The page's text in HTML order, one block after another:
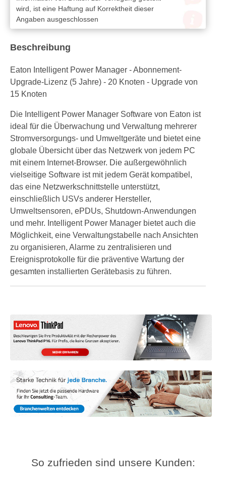
wird, ist eine Haftung auf Korrektheit dieser
Angaben ausgeschlossen
Beschreibung
Eaton Intelligent Power Manager - Abonnement-
Upgrade-Lizenz (5 Jahre) - 20 Knoten - Upgrade von
15 Knoten
Die Intelligent Power Manager Software von Eaton ist
ideal für die Überwachung und Verwaltung mehrerer
Stromversorgungs- und Umweltgeräte und bietet eine
globale Übersicht über das Netzwerk von jedem PC
mit einem Internet-Browser. Die außergewöhnlich
vielseitige Software ist mit jedem Gerät kompatibel,
das eine Netzwerkschnittstelle unterstützt,
einschließlich USVs anderer Hersteller,
Umweltsensoren, ePDUs, Shutdown-Anwendungen
und mehr. Intelligent Power Manager bietet auch die
Möglichkeit, eine Verwaltungstabelle nach Ansichten
zu organisieren, Alarme zu zentralisieren und
Ereignisprotokolle für die präventive Wartung der
gesamten installierten Gerätebasis zu führen.
So zufrieden sind unsere Kunden: